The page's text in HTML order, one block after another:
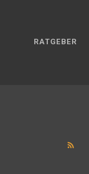
RATGEBER